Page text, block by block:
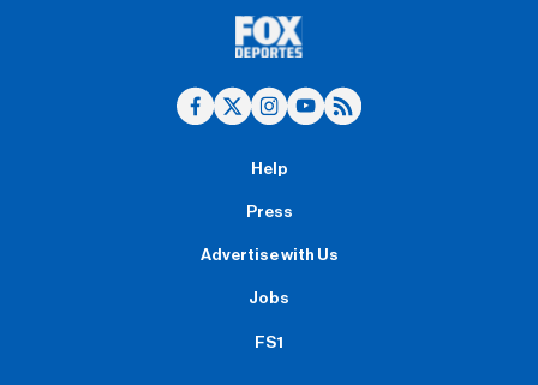
Help
Press
Advertise with Us
Jobs
FS1